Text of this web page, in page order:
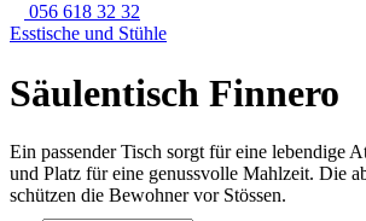
056 618 32 32
Esstische und Stühle
Säulentisch Finnero
Ein passender Tisch sorgt für eine lebendige
und Platz für eine genussvolle Mahlzeit. Die
schützen die Bewohner vor Stössen.